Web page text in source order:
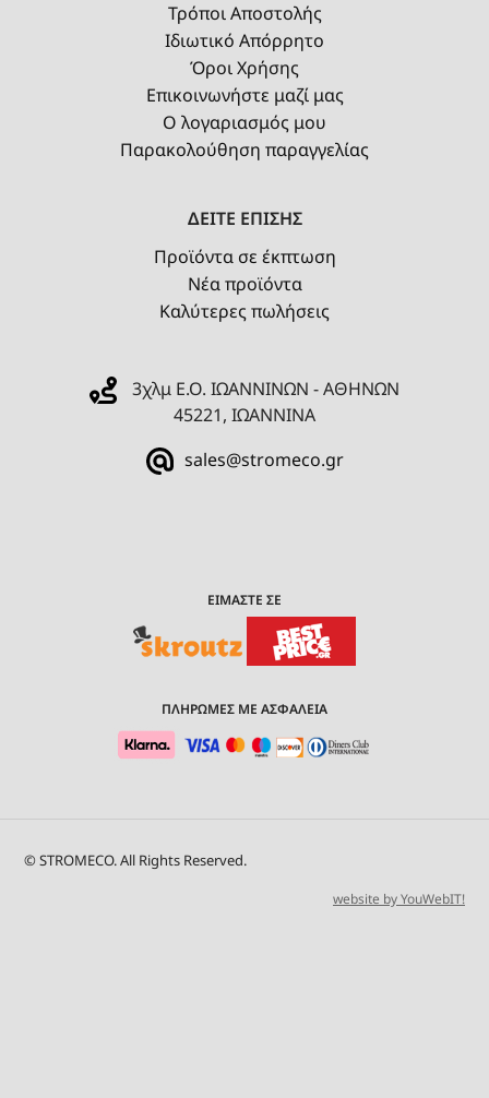
Τρόποι Αποστολής
Ιδιωτικό Απόρρητο
Όροι Χρήσης
Επικοινωνήστε μαζί μας
Ο λογαριασμός μου
Παρακολούθηση παραγγελίας
ΔΕΙΤΕ ΕΠΙΣΗΣ
Προϊόντα σε έκπτωση
Νέα προϊόντα
Καλύτερες πωλήσεις
3χλμ Ε.Ο. ΙΩΑΝΝΙΝΩΝ - ΑΘΗΝΩΝ
45221, ΙΩΑΝΝΙΝΑ
sales@stromeco.gr
ΕΙΜΑΣΤΕ ΣΕ
ΠΛΗΡΩΜΕΣ ΜΕ ΑΣΦΑΛΕΙΑ
© STROMECO. All Rights Reserved.
website by YouWebIT!